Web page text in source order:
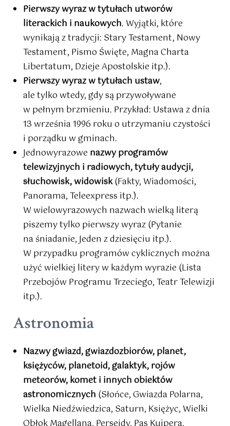
Pierwszy wyraz w tytułach utworów
literackich i naukowych. Wyjątki, które
wynikają z tradycji: Stary Testament, Nowy
Testament, Pismo Święte, Magna Charta
Libertatum, Dzieje Apostolskie itp.).
Pierwszy wyraz w tytułach ustaw,
ale tylko wtedy, gdy są przywoływane
w pełnym brzmieniu. Przykład: Ustawa z dnia
13 września 1996 roku o utrzymaniu czystości
i porządku w gminach.
Jednowyrazowe nazwy programów
telewizyjnych i radiowych, tytuły audycji,
słuchowisk, widowisk(Fakty, Wiadomości,
Panorama, Teleexpress itp.).
W wielowyrazowych nazwach wielką literą
piszemy tylko pierwszy wyraz (Pytanie
na śniadanie, Jeden z dziesięciu itp.).
W przypadku programów cyklicznych można
użyć wielkiej litery w każdym wyrazie (Lista
Przebojów Programu Trzeciego, Teatr Telewizji
itp.).
Astronomia
Nazwy gwiazd, gwiazdozbiorów, planet,
księżyców, planetoid, galaktyk, rojów
meteorów, komet i innych obiektów
astronomicznych (Słońce, Gwiazda Polarna,
Wielka Niedźwiedzica, Saturn, Księżyc, Wielki